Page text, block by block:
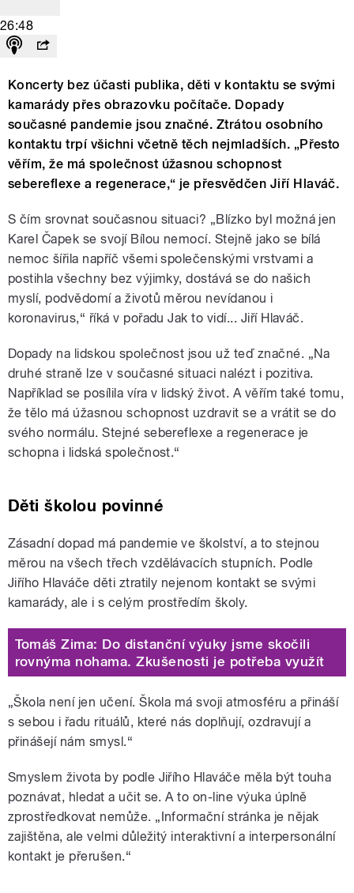
26:48
Koncerty bez účasti publika, děti v kontaktu se svými
kamarády přes obrazovku počítače. Dopady
současné pandemie jsou značné. Ztrátou osobního
kontaktu trpí všichni včetně těch nejmladších. „Přesto
věřím, že má společnost úžasnou schopnost
sebereflexe a regenerace,“ je přesvědčen Jiří Hlaváč.
S čím srovnat současnou situaci? „Blízko byl možná jen
Karel Čapek se svojí Bílou nemocí. Stejně jako se bílá
nemoc šířila napříč všemi společenskými vrstvami a
postihla všechny bez výjimky, dostává se do našich
myslí, podvědomí a životů měrou nevídanou i
koronavirus,“ říká v pořadu Jak to vidí... Jiří Hlaváč.
Dopady na lidskou společnost jsou už teď značné. „Na
druhé straně lze v současné situaci nalézt i pozitiva.
Například se posílila víra v lidský život. A věřím také tomu,
že tělo má úžasnou schopnost uzdravit se a vrátit se do
svého normálu. Stejné sebereflexe a regenerace je
schopna i lidská společnost.“
Děti školou povinné
Zásadní dopad má pandemie ve školství, a to stejnou
měrou na všech třech vzdělávacích stupních. Podle
Jiřího Hlaváče děti ztratily nejenom kontakt se svými
kamarády, ale i s celým prostředím školy.
Tomáš Zima: Do distanční výuky jsme skočili
rovnýma nohama. Zkušenosti je potřeba využít
„Škola není jen učení. Škola má svoji atmosféru a přináší
s sebou i řadu rituálů, které nás doplňují, ozdravují a
přinášejí nám smysl.“
Smyslem života by podle Jiřího Hlaváče měla být touha
poznávat, hledat a učit se. A to on-line výuka úplně
zprostředkovat nemůže. „Informační stránka je nějak
zajištěna, ale velmi důležitý interaktivní a interpersonální
kontakt je přerušen.“